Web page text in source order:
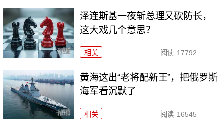
泽连斯基一夜斩总理又砍防长，
这大戏几个意思？
相关 阅读 17792
黄海这出“老将配新王”，把俄罗斯
海军看沉默了
相关 阅读 16545